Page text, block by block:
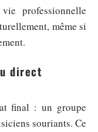
professionnelle
même si
direct
final : un groupe
souriants. Ce